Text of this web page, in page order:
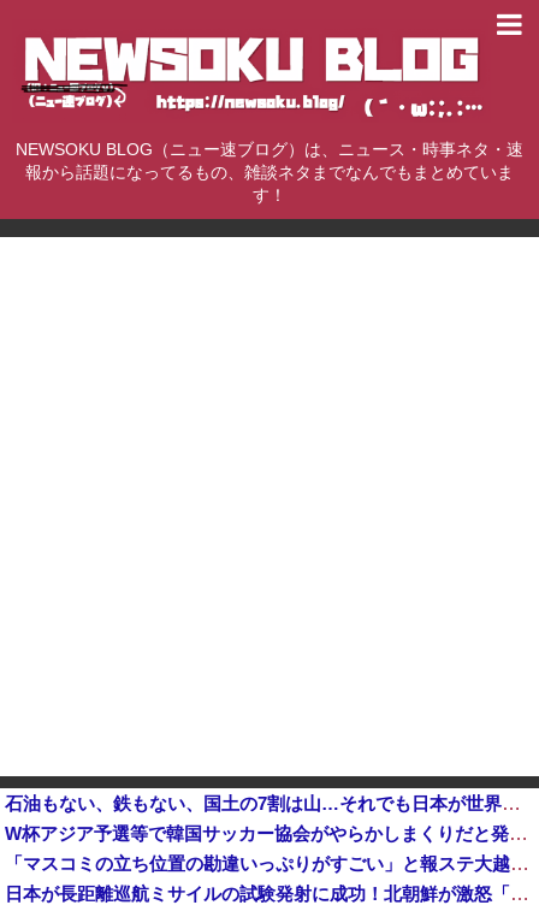
NEWSOKU BLOG（ニュー速ブログ）は、ニュース・時事ネタ・速
報から話題になってるもの、雑談ネタまでなんでもまとめていま
す！
石油もない、鉄もない、国土の7割は山…それでも日本が世界屈指の経済大国になれた「勤勉さ」以外の勝因！
W杯アジア予選等で韓国サッカー協会がやらかしまくりだと発覚、「いきなり共同開催になったしな」と日韓共
「マスコミの立ち位置の勘違いっぷりがすごい」と報ステ大越キャスターの台詞に視聴者絶句、高市とトランプを同列視させようという思惑がひしひしと他
日本が長距離巡航ミサイルの試験発射に成功！北朝鮮が激怒「日本が戦争国家になろうとしている」「絶対に傍観しない、必ず後悔させる」